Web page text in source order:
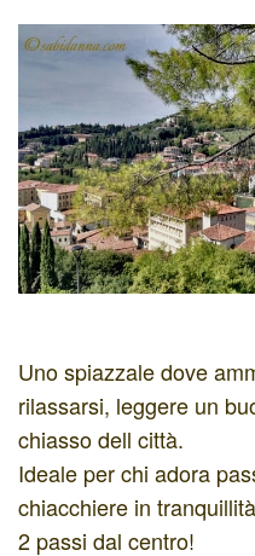
Uno spiazzale dove
rilassarsi, leggere un
chiasso dell città.
Ideale per chi adora
chiacchiere in
2 passi dal centro!